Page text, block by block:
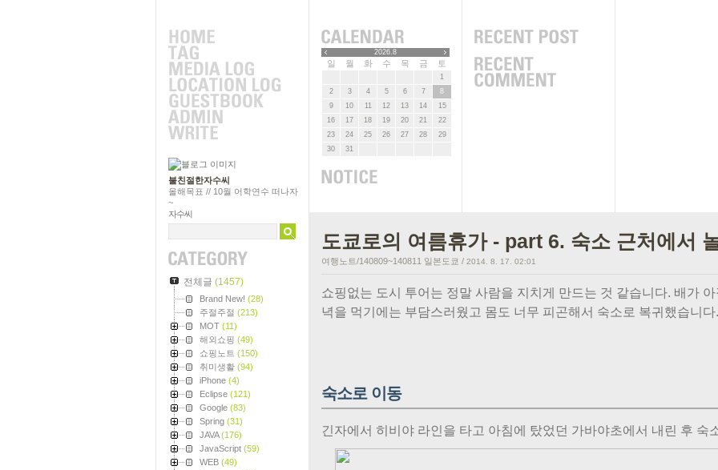
불친절한자수씨
올해목표 // 10월 어학연수 떠나자
~
자수씨
전체글 (1457)
Brand New! (28)
주절주절 (213)
MOT (11)
해외쇼핑 (49)
쇼핑노트 (150)
취미생활 (94)
iPhone (4)
Eclipse (121)
Google (83)
Spring (31)
JAVA(176)
JavaScript (59)
WEB (49)
2026.8
일 월 화 수 목 금 토
1
2
3 4 5 6 7
8
9
10 11 12 13 14
15
16
17 18 19 20 21
22
23
24 25 26 27 28
29
30
31
도쿄로의 여름휴가 - part 6. 숙소 근처에서
여행노트/140809~140811 일본도쿄 / 2014. 8. 17. 02:01
쇼핑없는 도시 투어는 정말 사람을 지치게 만드는 것 같습니다. 배가
녁을 먹기에는 부담스러웠고 몸도 너무 피곤해서 숙소로 복귀했습니다.
숙소로 이동
긴자에서 히비야 라인을 타고 아침에 탔었던 가바야초에서 내린 후 숙